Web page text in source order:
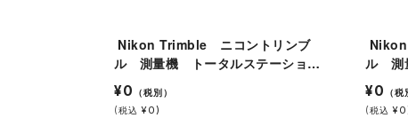
ル 測量機 トータルステーショ
ン NST-C3 本体のみ
¥0 （税別）
(税込 ¥0)
ル 測
ン
ピンポ
¥0 （税
(税込